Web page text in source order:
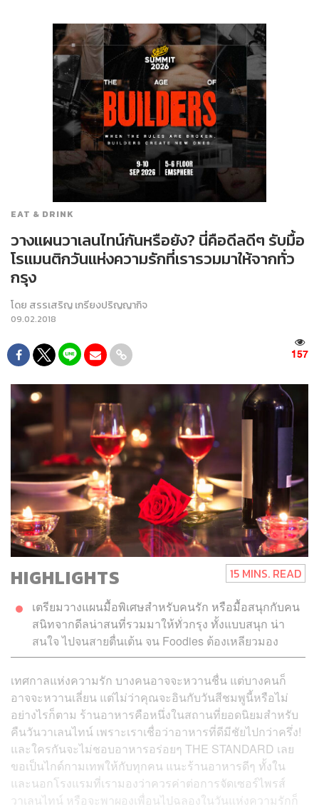
EAT & DRINK
วางแผนวาเลนไทน์กันหรือยัง? นี่คือดีลดีๆ รับมื้อ
โรแมนติกวันแห่งความรักที่เรารวมมาให้จากทั่ว
กรุง
โดย สรรเสริญ เกรียงปริญญากิจ
09.02.2018
157
HIGHLIGHTS 15 MINS. READ
เตรียมวางแผนมื้อพิเศษสำหรับคนรัก หรือมื้อสนุกกับคน
สนิทจากดีลน่าสนที่รวมมาให้ทั่วกรุง ทั้งแบบสนุก น่า
สนใจ ไปจนสายตื่นเต้น จน Foodies ต้องเหลียวมอง
เทศกาลแห่งความรัก บางคนอาจจะหวานชื่น แต่บางคนก็
อาจจะหวานเลี่ยน แต่ไม่ว่าคุณจะอินกับวันสีชมพูนี้หรือไม่
อย่างไรก็ตาม ร้านอาหารคือหนึ่งในสถานที่ยอดนิยมสำหรับ
คืนวันวาเลนไทน์ เพราะเราเชื่อว่าอาหารที่ดีมีชัยไปกว่าครึ่ง!
และใครกันจะไม่ชอบอาหารอร่อยๆ THE STANDARD เลย
ขอเป็นไกด์กามเทพให้กับทุกคน แนะร้านอาหารดีๆ ทั้งใน
และนอกโรงแรมที่เรามองว่าควรค่าต่อการจัดเซอร์ไพรส์
วาเลนไทน์ หรือจะพาผองเพื่อนไปฉลองในวันแห่งความรักก็